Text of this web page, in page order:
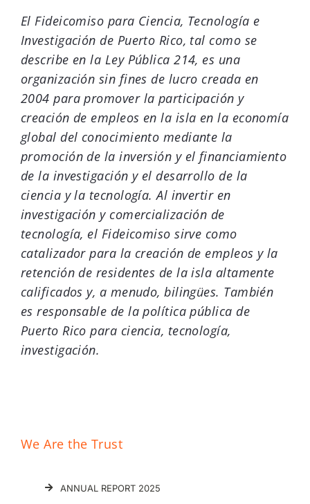
El Fideicomiso para Ciencia, Tecnología e
Investigación de Puerto Rico, tal como se
describe en la Ley Pública 214, es una
organización sin fines de lucro creada en
2004 para promover la participación y
creación de empleos en la isla en la economía
global del conocimiento mediante la
promoción de la inversión y el financiamiento
de la investigación y el desarrollo de la
ciencia y la tecnología. Al invertir en
investigación y comercialización de
tecnología, el Fideicomiso sirve como
catalizador para la creación de empleos y la
retención de residentes de la isla altamente
calificados y, a menudo, bilingües. También
es responsable de la política pública de
Puerto Rico para ciencia, tecnología,
investigación.
We Are the Trust
ANNUAL REPORT 2025